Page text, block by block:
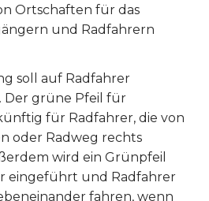
Ortschaften für das
und Radfahrern
soll auf Radfahrer
Der grüne Pfeil für
für Radfahrer, die von
oder Radweg rechts
wird ein Grünpfeil
eingeführt und Radfahrer
fahren, wenn